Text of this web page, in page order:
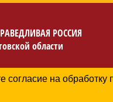
РОССИЯ
области
данных
на